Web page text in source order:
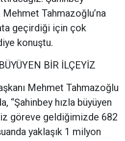
Mehmet Tahmazoğlu’na
geçirdiği için çok
konuştu.
BİR İLÇEYİZ
Mehmet Tahmazoğlu
“Şahinbey hızla büyüyen
göreve geldiğimizde 682
yaklaşık 1 milyon